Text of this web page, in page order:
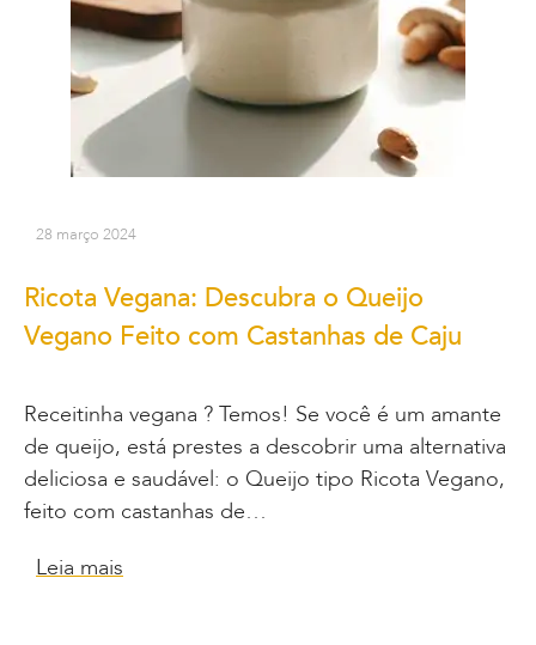
28 março 2024
Ricota Vegana: Descubra o Queijo
Vegano Feito com Castanhas de Caju
Receitinha vegana ? Temos! Se você é um amante
de queijo, está prestes a descobrir uma alternativa
deliciosa e saudável: o Queijo tipo Ricota Vegano,
feito com castanhas de…
Leia mais